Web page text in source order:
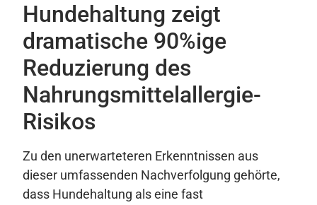
Hundehaltung zeigt
dramatische 90%ige
Reduzierung des
Nahrungsmittelallergie-
Risikos
Zu den unerwarteteren Erkenntnissen aus
dieser umfassenden Nachverfolgung gehörte,
dass Hundehaltung als eine fast